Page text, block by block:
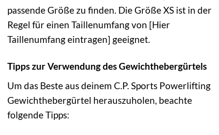
passende Größe zu finden. Die Größe XS ist in der
Regel für einen Taillenumfang von [Hier
Taillenumfang eintragen] geeignet.
Tipps zur Verwendung des Gewichthebergürtels
Um das Beste aus deinem C.P. Sports Powerlifting
Gewichthebergürtel herauszuholen, beachte
folgende Tipps: